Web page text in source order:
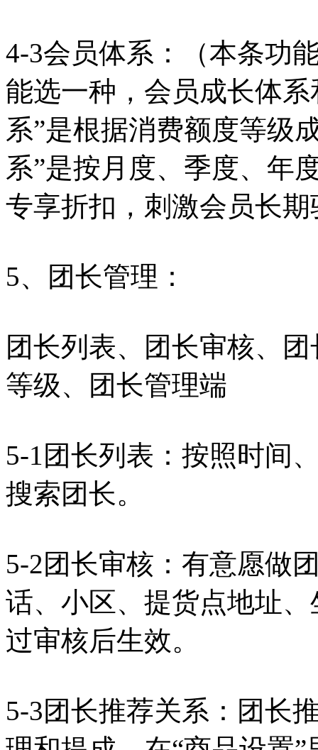
4-3会员体系：（本条功
能选一种，会员成长体
系”是根据消费额度等级
系”是按月度、季度、年
专享折扣，刺激会员长
5、团长管理：
团长列表、团长审核、
等级、团长管理端
5-1团长列表：按照时间
搜索团长。
5-2团长审核：有意愿做
话、小区、提货点地址
过审核后生效。
5-3团长推荐关系：团长